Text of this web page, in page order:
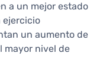
a un mejor estado
ejercicio
un aumento de
mayor nivel de